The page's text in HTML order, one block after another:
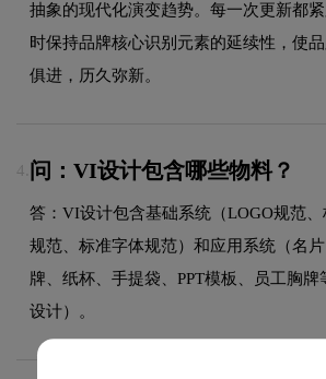
抽象的现代化演变趋势。每一次更新都
时保持品牌核心识别元素的延续性，使
俱进，历久弥新。
4. 问：VI设计包含哪些物料？
答：VI设计包含基础系统（LOGO规范
规范、标准字体规范）和应用系统（名
牌、纸杯、手提袋、PPT模板、员工胸
设计）。